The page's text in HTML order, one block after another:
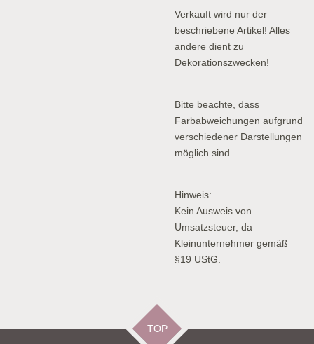
Verkauft wird nur der
beschriebene Artikel! Alles
andere dient zu
Dekorationszwecken!
Bitte beachte, dass
Farbabweichungen aufgrund
verschiedener Darstellungen
möglich sind.
Hinweis:
Kein Ausweis von
Umsatzsteuer, da
Kleinunternehmer gemäß
§19 UStG.
TOP